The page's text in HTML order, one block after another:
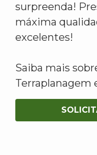
surpreenda!
máxima
excelentes!
Saiba mais
Terraplanagem